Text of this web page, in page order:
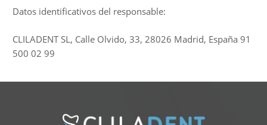
Datos identificativos del responsable:
CLILADENT SL, Calle Olvido, 33, 28026 Madrid, España 91
500 02 99